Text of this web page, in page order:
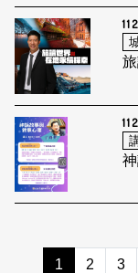
1 2 3